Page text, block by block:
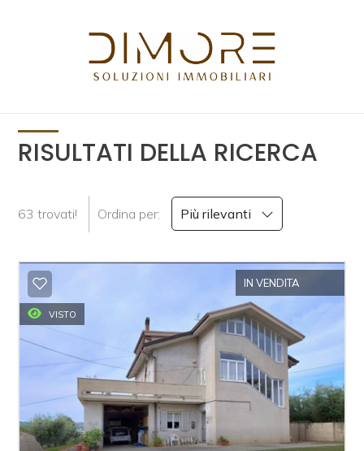
RISULTATI DELLA RICERCA
63 trovati! Ordina per: Più rilevanti
IN VENDITA
VISTO
SIAMO
NUOVE
CONTATTI
Vendita
Scegli
dove
cercare
Provincia
Comune